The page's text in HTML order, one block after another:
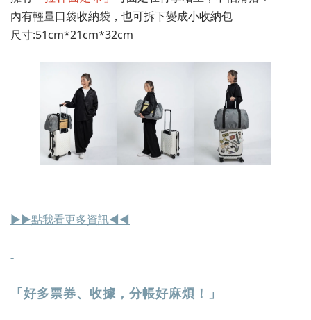
內有輕量口袋收納袋，也可拆下變成小收納包
尺寸:51cm*21cm*32cm
▶︎▶︎點我看更多資訊◀︎◀︎
-
「好多票券、收據，分帳好麻煩！」